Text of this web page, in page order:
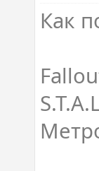
Как